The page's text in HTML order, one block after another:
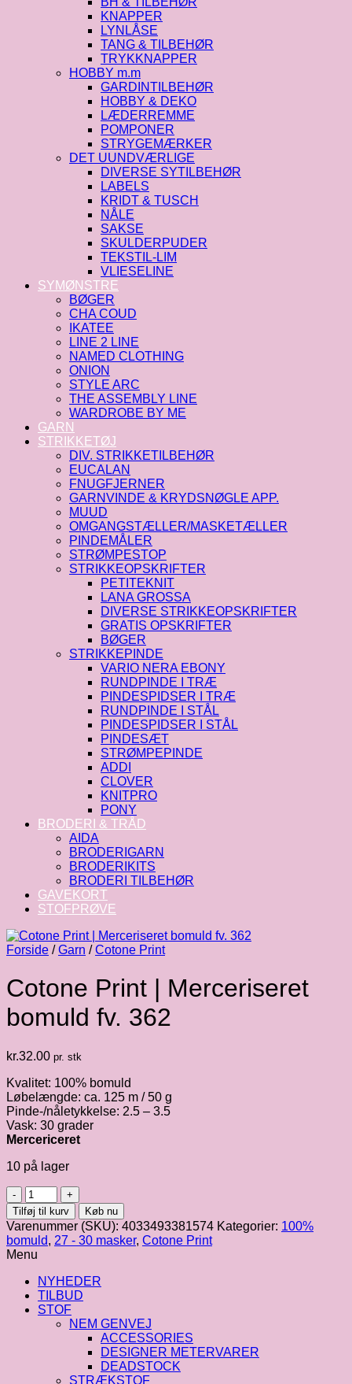
KNAPPER
LYNLÅSE
TANG & TILBEHØR
TRYKKNAPPER
HOBBY m.m
GARDINTILBEHØR
HOBBY & DEKO
LÆDERREMME
POMPONER
STRYGEMÆRKER
DET UUNDVÆRLIGE
DIVERSE SYTILBEHØR
LABELS
KRIDT & TUSCH
NÅLE
SAKSE
SKULDERPUDER
TEKSTIL-LIM
VLIESELINE
SYMØNSTRE
BØGER
CHA COUD
IKATEE
LINE 2 LINE
NAMED CLOTHING
ONION
STYLE ARC
THE ASSEMBLY LINE
WARDROBE BY ME
GARN
STRIKKETØJ
DIV. STRIKKETILBEHØR
EUCALAN
FNUGFJERNER
GARNVINDE & KRYDSNØGLE APP.
MUUD
OMGANGSTÆLLER/MASKETÆLLER
PINDEMÅLER
STRØMPESTOP
STRIKKEOPSKRIFTER
PETITEKNIT
LANA GROSSA
DIVERSE STRIKKEOPSKRIFTER
GRATIS OPSKRIFTER
BØGER
STRIKKEPINDE
VARIO NERA EBONY
RUNDPINDE I TRÆ
PINDESPIDSER I TRÆ
RUNDPINDE I STÅL
PINDESPIDSER I STÅL
PINDESÆT
STRØMPEPINDE
ADDI
CLOVER
KNITPRO
PONY
BRODERI & TRÅD
AIDA
BRODERIGARN
BRODERIKITS
BRODERI TILBEHØR
GAVEKORT
STOFPRØVE
Forside / Garn / Cotone Print
Cotone Print | Merceriseret
bomuld fv. 362
kr.32.00 pr. stk
Kvalitet: 100% bomuld
Løbelængde: ca. 125 m / 50 g
Pinde-/nåletykkelse: 2.5 – 3.5
Vask: 30 grader
Mercericeret
10 på lager
Cotone
Print
|
Merceriseret
bomuld
fv.
362
antal
Tilføj til kurv Køb nu
Varenummer (SKU): 4033493381574 Kategorier: 100%
bomuld, 27 - 30 masker, Cotone Print
Menu
NYHEDER
TILBUD
STOF
NEM GENVEJ
ACCESSORIES
DESIGNER METERVARER
DEADSTOCK
STRÆKSTOF